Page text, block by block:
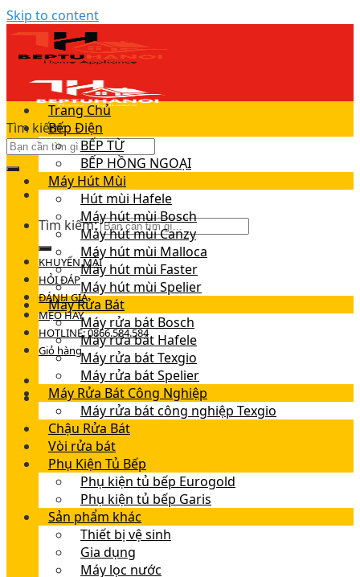
Skip to content
Tìm kiếm:
Tìm kiếm:
KHUYẾN MÃI
HỎI ĐÁP
ĐÁNH GIÁ
MẸO HAY
HOTLINE: 0866.584.584
Giỏ hàng
Trang Chủ
Bếp Điện
BẾP TỪ
BẾP HỒNG NGOẠI
Máy Hút Mùi
Hút mùi Hafele
Máy hút mùi Bosch
Máy hút mùi Canzy
Máy hút mùi Malloca
Máy hút mùi Faster
Máy hút mùi Spelier
Máy Rửa Bát
Máy rửa bát Bosch
Máy rửa bát Hafele
Máy rửa bát Texgio
Máy rửa bát Spelier
Máy Rửa Bát Công Nghiệp
Máy rửa bát công nghiệp Texgio
Chậu Rửa Bát
Vòi rửa bát
Phụ Kiện Tủ Bếp
Phụ kiện tủ bếp Eurogold
Phụ kiện tủ bếp Garis
Sản phẩm khác
Thiết bị vệ sinh
Gia dụng
Máy lọc nước